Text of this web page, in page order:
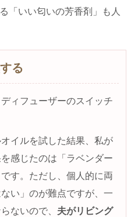
「いい匂いの芳香剤」も人
る
ィフューザーのスイッチ
イルを試した結果、私が
感じたのは「ラベンダー
す。ただし、個人的に両
い」のが難点ですが、一
ないので、 夫がリビング